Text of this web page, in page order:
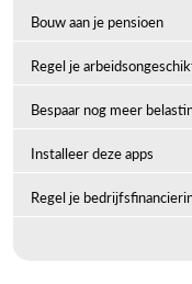
Bouw aan je pensioen
Regel je
Bespaar nog meer
Installeer deze apps
Regel je